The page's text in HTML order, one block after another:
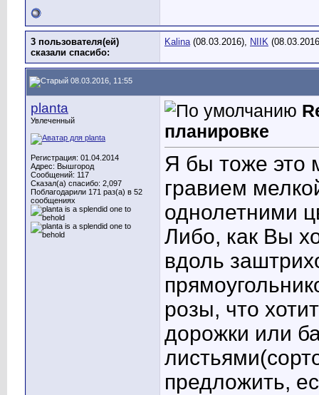
3 пользователя(ей)
сказали cпасибо:
Kalina(08.03.2016), NIIK
08.03.2016, 11:55
planta
Увлеченный
Регистрация: 01.04.2014
Адрес: Вышгород
Сообщений: 117
Сказал(а) спасибо: 2,097
Поблагодарили 171 раз(а) в 52
сообщениях
планировке
Я бы тоже это
гравием
однолетними
Либо, как Вы
вдоль
розы, что
дорожки или
предложить,